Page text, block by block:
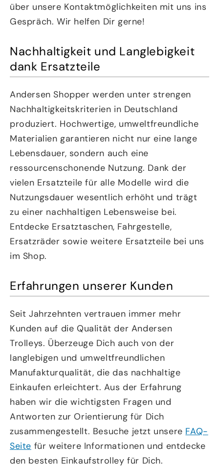
über unsere Kontaktmöglichkeiten mit uns ins
Gespräch. Wir helfen Dir gerne!
Nachhaltigkeit und Langlebigkeit
dank Ersatzteile
Andersen Shopper werden unter strengen
Nachhaltigkeitskriterien in Deutschland
produziert. Hochwertige, umweltfreundliche
Materialien garantieren nicht nur eine lange
Lebensdauer, sondern auch eine
ressourcenschonende Nutzung. Dank der
vielen Ersatzteile für alle Modelle wird die
Nutzungsdauer wesentlich erhöht und trägt
zu einer nachhaltigen Lebensweise bei.
Entdecke Ersatztaschen, Fahrgestelle,
Ersatzräder sowie weitere Ersatzteile bei uns
im Shop.
Erfahrungen unserer Kunden
Seit Jahrzehnten vertrauen immer mehr
Kunden auf die Qualität der Andersen
Trolleys. Überzeuge Dich auch von der
langlebigen und umweltfreundlichen
Manufakturqualität, die das nachhaltige
Einkaufen erleichtert. Aus der Erfahrung
haben wir die wichtigsten Fragen und
Antworten zur Orientierung für Dich
zusammengestellt. Besuche jetzt unsere FAQ-
Seite für weitere Informationen und entdecke
den besten Einkaufstrolley für Dich.